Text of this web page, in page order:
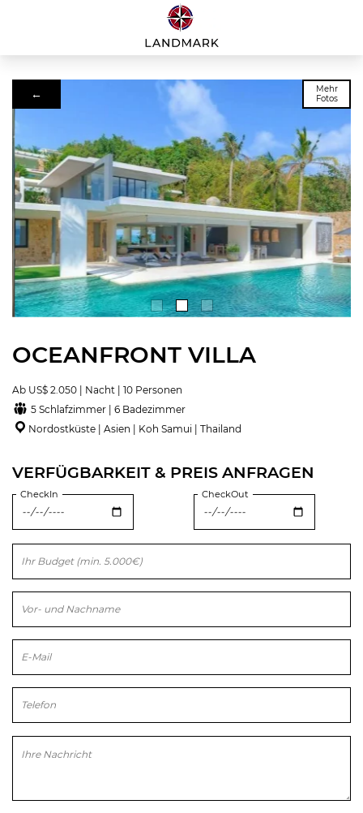
←
Mehr
Fotos
OCEANFRONT VILLA
Ab US$ 2.050 | Nacht | 10 Personen
5 Schlafzimmer | 6 Badezimmer
Nordostküste | Asien | Koh Samui | Thailand
VERFÜGBARKEIT & PREIS ANFRAGEN
CheckIn CheckOut